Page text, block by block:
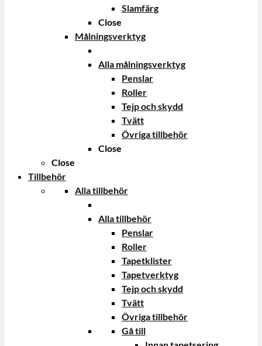
Slamfärg
Close
Målningsverktyg
Alla målningsverktyg
Penslar
Roller
Tejp och skydd
Tvätt
Övriga tillbehör
Close
Close
Tillbehör
Alla tillbehör
Alla tillbehör
Penslar
Roller
Tapetklister
Tapetverktyg
Tejp och skydd
Tvätt
Övriga tillbehör
Gå till